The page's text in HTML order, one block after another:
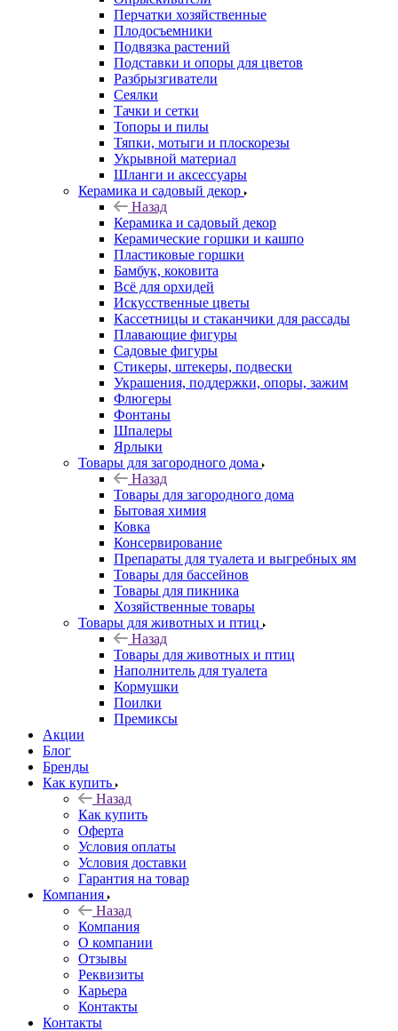
Перчатки хозяйственные
Плодосъемники
Подвязка растений
Подставки и опоры для цветов
Разбрызгиватели
Сеялки
Тачки и сетки
Топоры и пилы
Тяпки, мотыги и плоскорезы
Укрывной материал
Шланги и аксессуары
Керамика и садовый декор
Назад
Керамика и садовый декор
Керамические горшки и кашпо
Пластиковые горшки
Бамбук, коковита
Всё для орхидей
Искусственные цветы
Кассетницы и стаканчики для рассады
Плавающие фигуры
Садовые фигуры
Стикеры, штекеры, подвески
Украшения, поддержки, опоры, зажим
Флюгеры
Фонтаны
Шпалеры
Ярлыки
Товары для загородного дома
Назад
Товары для загородного дома
Бытовая химия
Ковка
Консервирование
Препараты для туалета и выгребных ям
Товары для бассейнов
Товары для пикника
Хозяйственные товары
Товары для животных и птиц
Назад
Товары для животных и птиц
Наполнитель для туалета
Кормушки
Поилки
Премиксы
Акции
Блог
Бренды
Как купить
Назад
Как купить
Оферта
Условия оплаты
Условия доставки
Гарантия на товар
Компания
Назад
Компания
О компании
Отзывы
Реквизиты
Карьера
Контакты
Контакты